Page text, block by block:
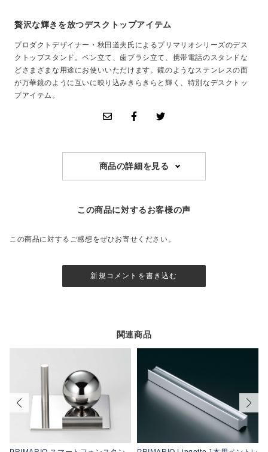
贅沢な輝きを放つデスクトップアイテム
プロダクトデザイナー・秋田道夫氏によるプリマリオシリーズのデス
クトップスタンド。ペン立て、歯ブラシ立て、携帯電話のスタンドな
どさまざまな用途にお使いいただけます。鏡のようなステンレスの面
が万華鏡のように互いに映り込みきらきらと輝く、特別なデスクトッ
プアイテム。
商品の詳細を見る
この商品に対するお客様の声
この商品に対するご感想をぜひお寄せください。
新規コメントを書き込む
関連商品